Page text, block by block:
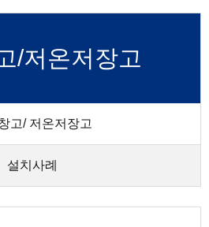
/저온저장고
고/ 저온저장고
설치사례